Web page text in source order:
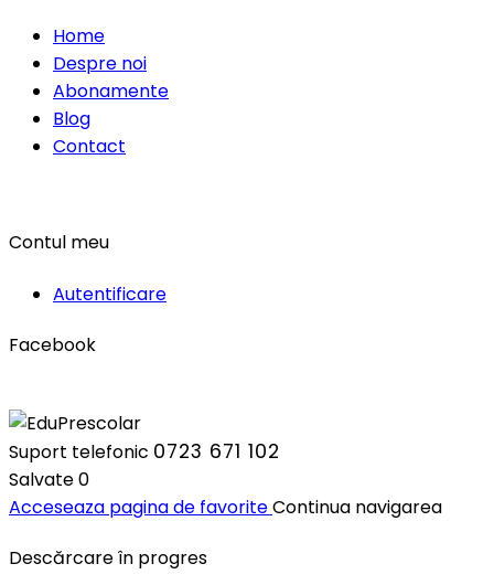
Home
Despre noi
Abonamente
Blog
Contact
Contul meu
Autentificare
Facebook
Suport telefonic 0723 671 102
Salvate0
Acceseaza pagina de favoriteContinua navigarea
Descărcare în progres